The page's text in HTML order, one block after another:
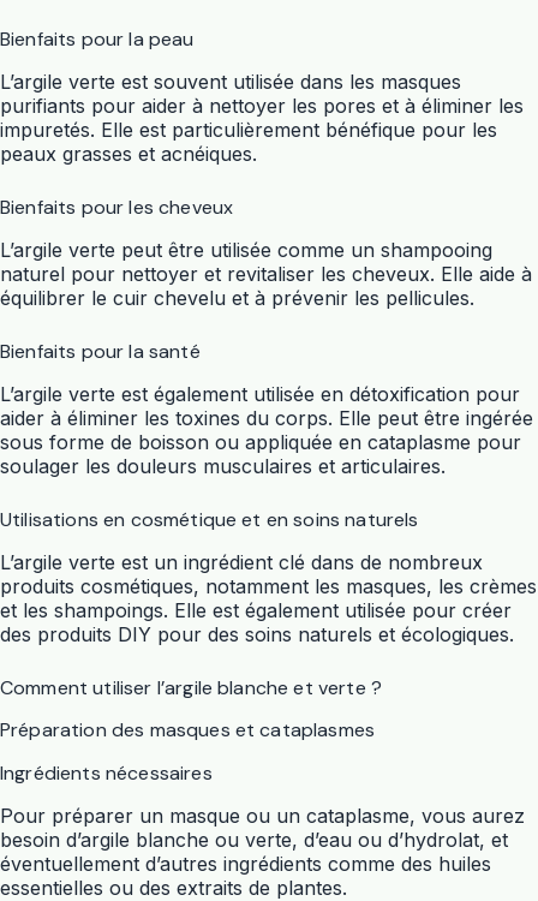
Bienfaits pour la peau
L’argile verte est souvent utilisée dans les masques
purifiants pour aider à nettoyer les pores et à éliminer les
impuretés. Elle est particulièrement bénéfique pour les
peaux grasses et acnéiques.
Bienfaits pour les cheveux
L’argile verte peut être utilisée comme un shampooing
naturel pour nettoyer et revitaliser les cheveux. Elle aide à
équilibrer le cuir chevelu et à prévenir les pellicules.
Bienfaits pour la santé
L’argile verte est également utilisée en détoxification pour
aider à éliminer les toxines du corps. Elle peut être ingérée
sous forme de boisson ou appliquée en cataplasme pour
soulager les douleurs musculaires et articulaires.
Utilisations en cosmétique et en soins naturels
L’argile verte est un ingrédient clé dans de nombreux
produits cosmétiques, notamment les masques, les crèmes
et les shampoings. Elle est également utilisée pour créer
des produits DIY pour des soins naturels et écologiques.
Comment utiliser l’argile blanche et verte ?
Préparation des masques et cataplasmes
Ingrédients nécessaires
Pour préparer un masque ou un cataplasme, vous aurez
besoin d’argile blanche ou verte, d’eau ou d’hydrolat, et
éventuellement d’autres ingrédients comme des huiles
essentielles ou des extraits de plantes.